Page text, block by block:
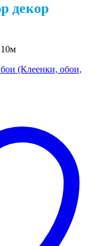
декор
(Клеенки, обои,